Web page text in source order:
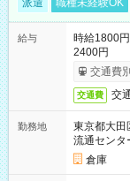
派遣 職種未経験OK
給与
時給1800
2400円
交通費
交通費 交
勤務地
東京都大田
流通センタ
倉庫